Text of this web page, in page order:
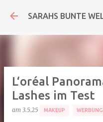
Direkt
SARAHS BUNTE
L‘oréal
Lashes im Test
am 3.5.25 MAKEUP